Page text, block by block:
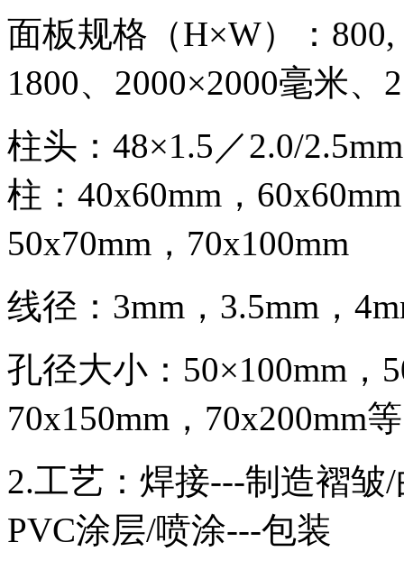
面板规格（H×W）：800,
1800、2000×2000毫米、
柱头：48×1.5／2.0/
柱：40x60mm，
50x70mm，70x100mm
线径：3mm，3.5mm，
孔径大小：50×100mm，
70x150mm，70x200mm等
2.工艺：焊接---制造褶
PVC涂层/喷涂---包装